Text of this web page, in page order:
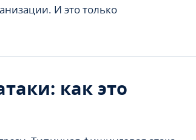
И это только
как это